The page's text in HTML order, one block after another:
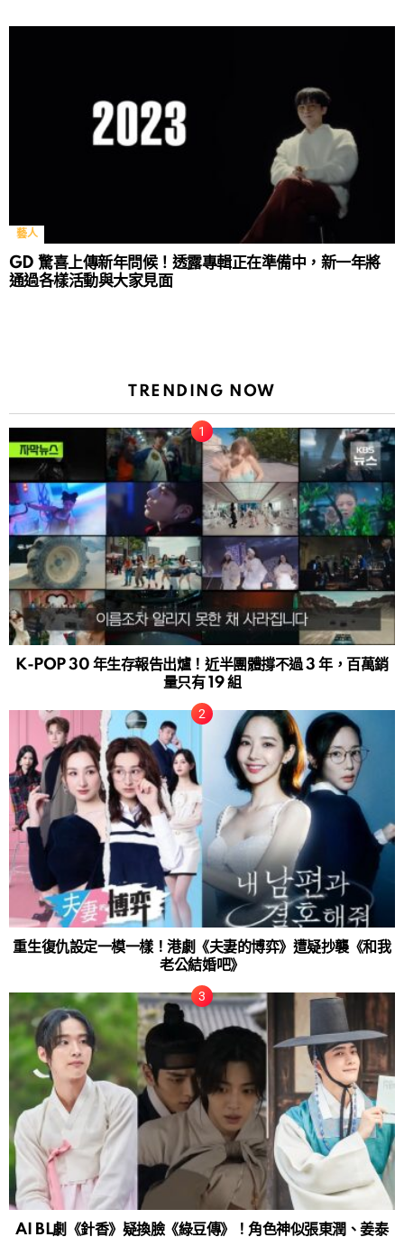
藝人
GD 驚喜上傳新年問候！透露專輯正在準備中，新一年將
通過各樣活動與大家見面
TRENDING NOW
K-POP 30 年生存報告出爐！近半團體撐不過 3 年，百萬銷
量只有 19 組
重生復仇設定一模一樣！港劇《夫妻的博弈》遭疑抄襲《和我
老公結婚吧》
AI BL劇《針香》疑換臉《綠豆傳》！角色神似張東潤、姜泰